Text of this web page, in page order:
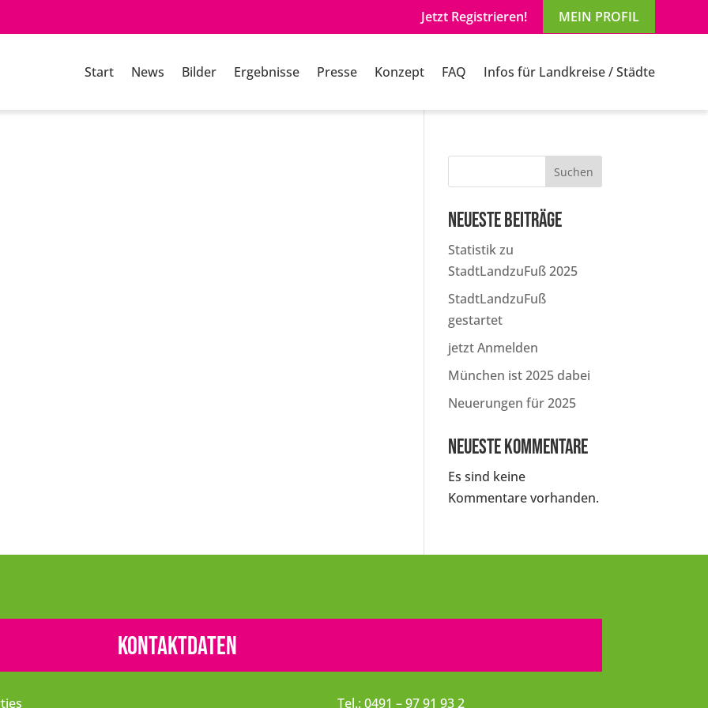
Jetzt Registrieren! MEIN PROFIL
Start News Bilder Ergebnisse Presse Konzept FAQ Infos für Landkreise / Städte
Suchen
Neueste Beiträge
Statistik zu
StadtLandzuFuß 2025
StadtLandzuFuß
gestartet
jetzt Anmelden
München ist 2025 dabei
Neuerungen für 2025
Neueste Kommentare
Es sind keine
Kommentare vorhanden.
Kontaktdaten
Tel.: 0491 – 97 91 93 2